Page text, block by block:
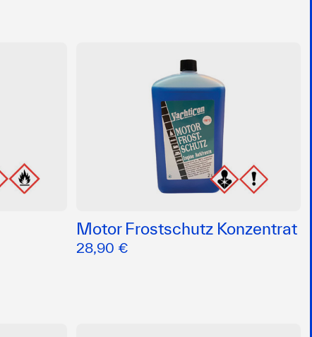
Motor Frostschutz Konzentrat
28,90 €